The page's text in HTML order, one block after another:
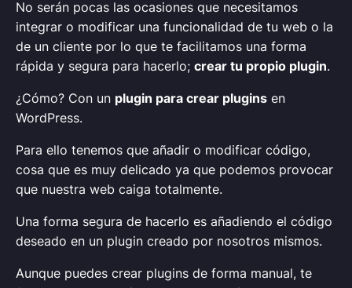
No serán pocas las ocasiones que necesitamos
integrar o modificar una funcionalidad de tu web o la
de un cliente por lo que te facilitamos una forma
rápida y segura para hacerlo; crear tu propio plugin.
¿Cómo? Con un plugin para crear plugins en
WordPress.
Para ello tenemos que añadir o modificar código,
cosa que es muy delicado ya que podemos provocar
que nuestra web caiga totalmente.
Una forma segura de hacerlo es añadiendo el código
deseado en un plugin creado por nosotros mismos.
Aunque puedes crear plugins de forma manual, te